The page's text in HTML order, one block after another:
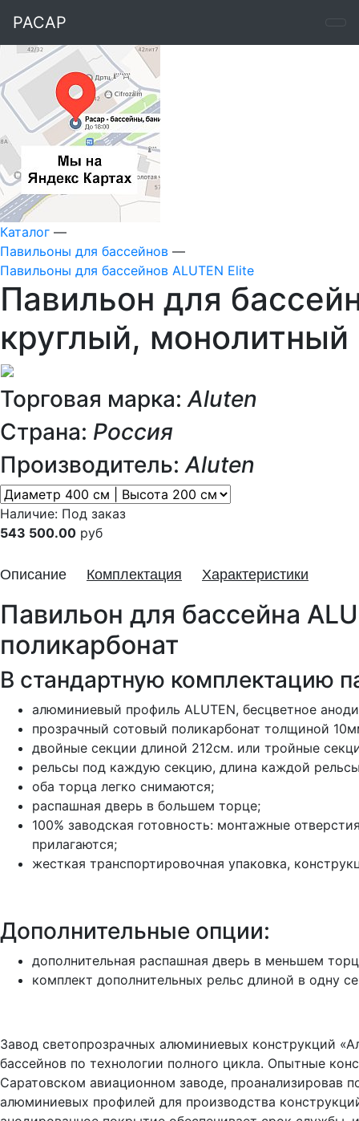
РАСАР
Каталог —
Павильоны для бассейнов —
Павильоны для бассейнов ALUTEN Elite
Павильон для
круглый, монолитный
Торговая марка:Aluten
Страна: Россия
Производитель:Aluten
Наличие: Под заказ
543 500.00 руб
Описание Комплектация Характеристики
Павильон для бассейна
поликарбонат
В стандартную комплектацию
алюминиевый профиль ALUTEN, бесцветное
прозрачный сотовый поликарбонат толщиной
двойные секции длиной 212см. или тройные
рельсы под каждую секцию, длина каждой
оба торца легко снимаются;
распашная дверь в большем торце;
100% заводская готовность: монтажные
прилагаются;
жесткая транспортировочная упаковка,
Дополнительные опции:
дополнительная распашная дверь в меньшем
комплект дополнительных рельс длиной в одну
Завод светопрозрачных алюминиевых конструкций
бассейнов по технологии полного цикла. Опытные
Саратовском авиационном заводе, проанализировав
алюминиевых профилей для производства